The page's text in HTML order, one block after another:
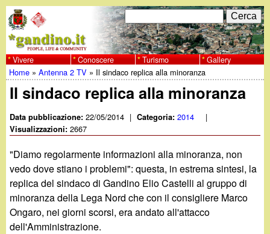
al
contenuto
principale
w
w
w
.
g
a
F
o
r
m
d
i
r
i
c
C
e
r
c
a
Vivere Conoscere Turismo Gallery
Tu
sei
qui
Home »Antenna 2 TV » Il sindaco replica alla minoranza
Il sindaco replica alla minoranza
Data pubblicazione:22/05/2014 | Categoria:2014 |
Visualizzazioni:2667
"Diamo regolarmente informazioni alla minoranza, non
vedo dove stiano i problemi": questa, in estrema sintesi, la
replica del sindaco di Gandino Elio Castelli al gruppo di
minoranza della Lega Nord che con il consigliere Marco
Ongaro, nei giorni scorsi, era andato all'attacco
dell'Amministrazione.